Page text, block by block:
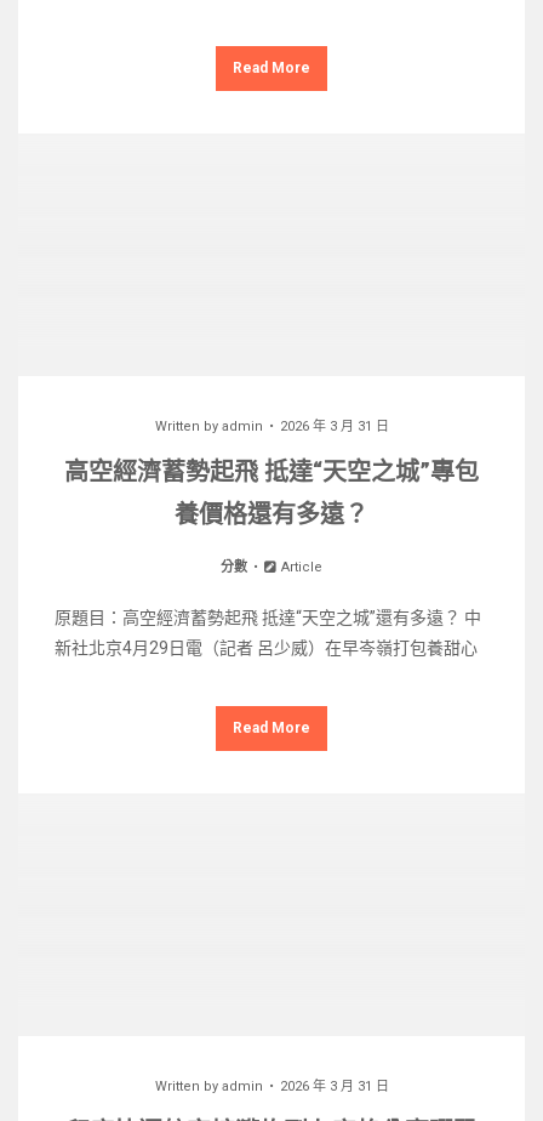
Read More
Written by admin 2026 年 3 月 31 日
高空經濟蓄勢起飛 抵達“天空之城”專包
養價格還有多遠？
分數 Article
原題目：高空經濟蓄勢起飛 抵達“天空之城”還有多遠？ 中
新社北京4月29日電（記者 呂少威）在早岑嶺打包養甜心
Read More
Written by admin 2026 年 3 月 31 日